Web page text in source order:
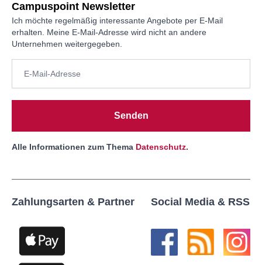
Campuspoint Newsletter
Ich möchte regelmäßig interessante Angebote per E-Mail
erhalten. Meine E-Mail-Adresse wird nicht an andere
Unternehmen weitergegeben.
Senden
Alle Informationen zum Thema Datenschutz.
Zahlungsarten & Partner Social Media & RSS